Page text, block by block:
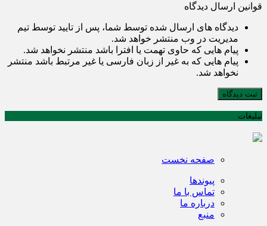
قوانین ارسال دیدگاه
دیدگاه های ارسال شده توسط شما، پس از تایید توسط تیم
مدیریت در وب منتشر خواهد شد.
پیام هایی که حاوی تهمت یا افترا باشد منتشر نخواهد شد.
پیام هایی که به غیر از زبان فارسی یا غیر مرتبط باشد منتشر
نخواهد شد.
ثبت دیدگاه
تبلیغات
صفحه نخست
پیوندها
تماس با ما
درباره ما
منبع